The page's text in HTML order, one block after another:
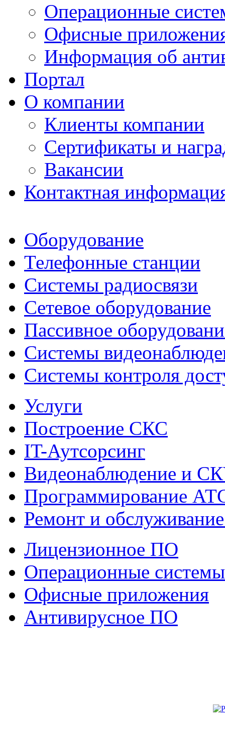
Операционные
Офисные
Информация об
Портал
О компании
Клиенты компании
Сертификаты и
Вакансии
Контактная
Оборудование
Телефонные станции
Системы радиосвязи
Сетевое оборудование
Пассивное
Системы
Системы контроля
Услуги
Построение СКС
IT-Аутсорсинг
Видеонаблюдение и
Программирование
Ремонт и
Лицензионное ПО
Операционные системы
Офисные приложения
Антивирусное ПО